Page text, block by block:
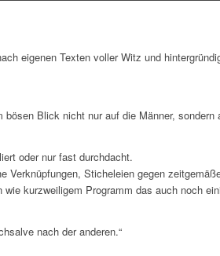
eigenen Texten voller Witz und
Blick nicht nur auf die Männer, sondern
oder nur fast durchdacht.
Sticheleien gegen
kurzweiligem Programm das auch noch
nach der anderen.“